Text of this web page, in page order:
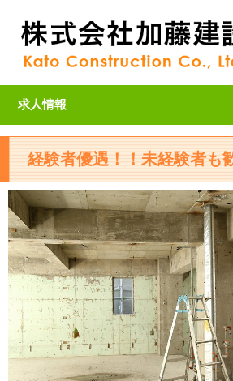
求人情報
経験者優遇！！未経験者も